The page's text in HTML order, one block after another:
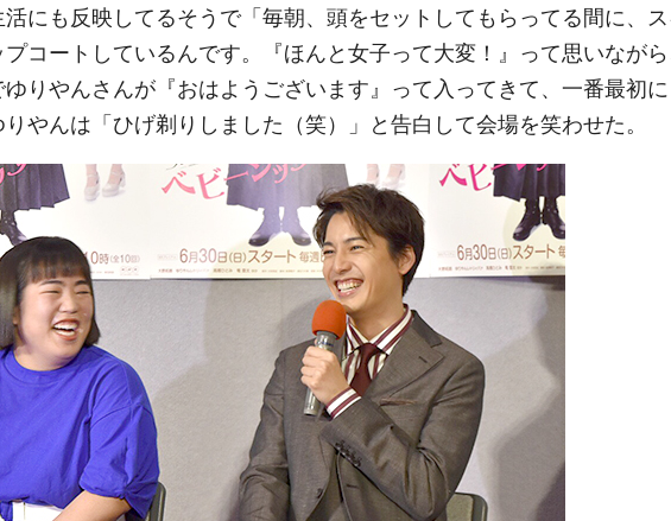
にも反映してるそうで「毎朝、頭をセットしてもらってる間に、
コートしているんです。『ほんと女子って大変！』って思いなが
りやんさんが『おはようございます』って入ってきて、一番最初
やんは「ひげ剃りしました（笑）」と告白して会場を笑わせた。